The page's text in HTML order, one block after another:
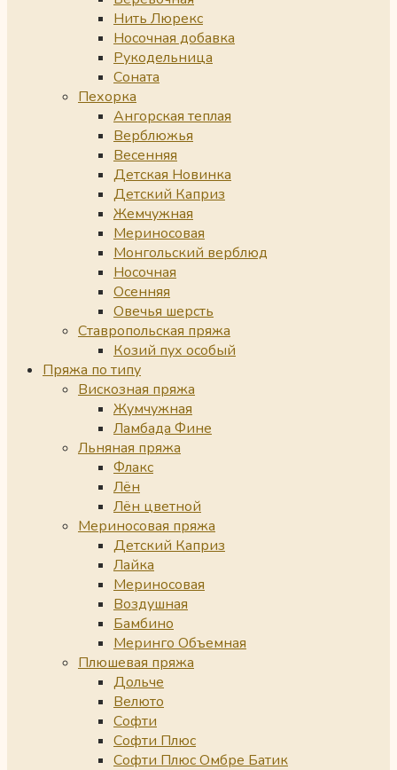
Нить Люрекс
Носочная добавка
Рукодельница
Соната
Пехорка
Ангорская теплая
Верблюжья
Весенняя
Детская Новинка
Детский Каприз
Жемчужная
Мериносовая
Монгольский верблюд
Носочная
Осенняя
Овечья шерсть
Ставропольская пряжа
Козий пух особый
Пряжа по типу
Вискозная пряжа
Жумчужная
Ламбада Фине
Льняная пряжа
Флакс
Лён
Лён цветной
Мериносовая пряжа
Детский Каприз
Лайка
Мериносовая
Воздушная
Бамбино
Меринго Объемная
Плюшевая пряжа
Дольче
Велюто
Софти
Софти Плюс
Софти Плюс Омбре Батик